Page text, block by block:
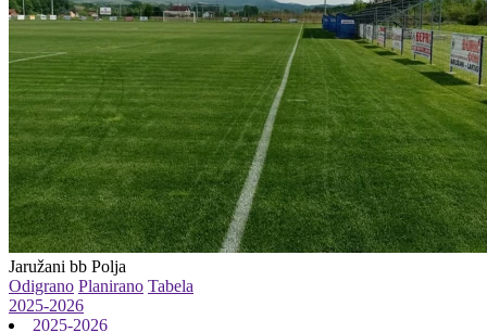
Jaružani bb Polja
Odigrano Planirano Tabela
2025-2026
2025-2026